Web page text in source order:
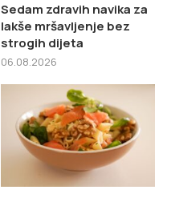
Sedam zdravih navika za
lakše mršavljenje bez
strogih dijeta
06.08.2026